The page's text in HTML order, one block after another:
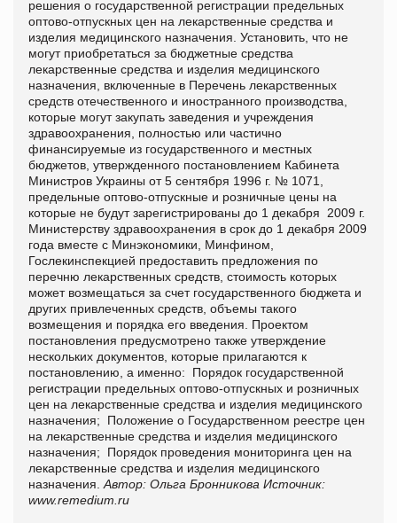
решения о государственной регистрации предельных
оптово-отпускных цен на лекарственные средства и
изделия медицинского назначения. Установить, что не
могут приобретаться за бюджетные средства
лекарственные средства и изделия медицинского
назначения, включенные в Перечень лекарственных
средств отечественного и иностранного производства,
которые могут закупать заведения и учреждения
здравоохранения, полностью или частично
финансируемые из государственного и местных
бюджетов, утвержденного постановлением Кабинета
Министров Украины от 5 сентября 1996 г. № 1071,
предельные оптово-отпускные и розничные цены на
которые не будут зарегистрированы до 1 декабря 2009 г.
Министерству здравоохранения в срок до 1 декабря 2009
года вместе с Минэкономики, Минфином,
Гослекинспекцией предоставить предложения по
перечню лекарственных средств, стоимость которых
может возмещаться за счет государственного бюджета и
других привлеченных средств, объемы такого
возмещения и порядка его введения. Проектом
постановления предусмотрено также утверждение
нескольких документов, которые прилагаются к
постановлению, а именно: Порядок государственной
регистрации предельных оптово-отпускных и розничных
цен на лекарственные средства и изделия медицинского
назначения; Положение о Государственном реестре цен
на лекарственные средства и изделия медицинского
назначения; Порядок проведения мониторинга цен на
лекарственные средства и изделия медицинского
назначения. Автор: Ольга Бронникова Источник:
www.remedium.ru